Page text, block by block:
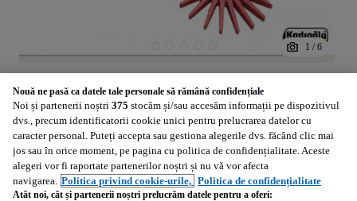
1 / 6
Altul Prasitoare STAR Kadmec, Model KS100
Prasitoare cu stea de cauciuc STAR Kadioglu, Model KS100
2025
(2 800EUR-net)
Nouă ne pasă ca datele tale personale să rămână confidențiale
Noi și partenerii noștri 375 stocăm și/sau accesăm informații pe dispozitivul
dvs., precum identificatorii cookie unici pentru prelucrarea datelor cu
caracter personal. Puteți accepta sau gestiona alegerile dvs. făcând clic mai
jos sau în orice moment, pe pagina cu politica de confidențialitate. Aceste
alegeri vor fi raportate partenerilor noștri și nu vă vor afecta
navigarea. Politica privind cookie-urile, Politica de confidențialitate
Atât noi, cât și partenerii noștri prelucrăm datele pentru a oferi: